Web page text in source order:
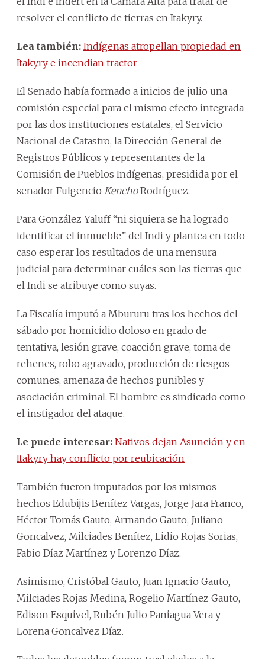
resolver el conflicto de tierras en Itakyry.
Lea también: Indígenas atropellan propiedad en
Itakyry e incendian tractor
El Senado había formado a inicios de julio una
comisión especial para el mismo efecto integrada
por las dos instituciones estatales, el Servicio
Nacional de Catastro, la Dirección General de
Registros Públicos y representantes de la
Comisión de Pueblos Indígenas, presidida por el
senador Fulgencio KenchoRodríguez.
Para González Yaluff “ni siquiera se ha logrado
identificar el inmueble” del Indi y plantea en todo
caso esperar los resultados de una mensura
judicial para determinar cuáles son las tierras que
el Indi se atribuye como suyas.
La Fiscalía imputó a Mbururu tras los hechos del
sábado por homicidio doloso en grado de
tentativa, lesión grave, coacción grave, toma de
rehenes, robo agravado, producción de riesgos
comunes, amenaza de hechos punibles y
asociación criminal. El hombre es sindicado como
el instigador del ataque.
Le puede interesar: Nativos dejan Asunción y en
Itakyry hay conflicto por reubicación
También fueron imputados por los mismos
hechos Edubijis Benítez Vargas, Jorge Jara Franco,
Héctor Tomás Gauto, Armando Gauto, Juliano
Goncalvez, Milciades Benítez, Lidio Rojas Sorias,
Fabio Díaz Martínez y Lorenzo Díaz.
Asimismo, Cristóbal Gauto, Juan Ignacio Gauto,
Milciades Rojas Medina, Rogelio Martínez Gauto,
Edison Esquivel, Rubén Julio Paniagua Vera y
Lorena Goncalvez Díaz.